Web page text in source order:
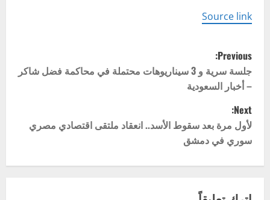
Source link
P
o
s
t
n
Previous:
جلسة سرية و 3 سيناريوهات محتملة في محاكمة فضل شاكر
– أخبار السعودية
Next:
لأول مرة بعد سقوط الأسد.. انعقاد ملتقى اقتصادي مصري
سوري في دمشق